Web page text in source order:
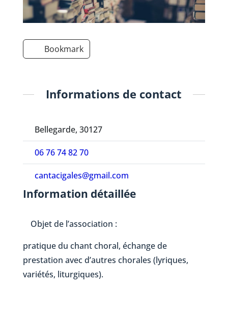
Bookmark
Informations de contact
Bellegarde, 30127
06 76 74 82 70
cantacigales@gmail.com
Information détaillée
Objet de l’association :
pratique du chant choral, échange de
prestation avec d’autres chorales (lyriques,
variétés, liturgiques).